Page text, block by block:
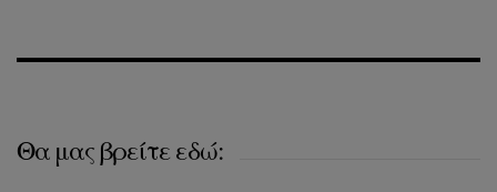
Θα μας βρείτε εδώ: